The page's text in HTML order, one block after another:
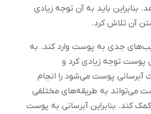
بنابراین باید به آن توجه زیادی
آن تلاش کرد.
جدی به پوست وارد کند. به
پوست توجه زیادی کرد و
آبرسانی پوست می‌شود را انجام
می‌تواند به طریقه‌های مختلفی
کند. بنابراین آبرسانی به پوست